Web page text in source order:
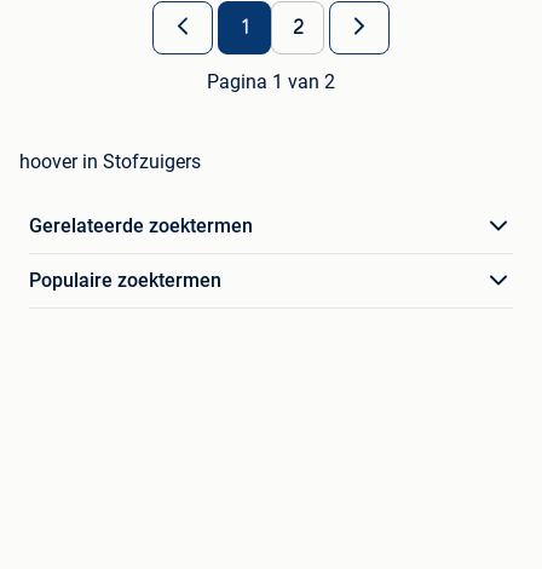
1 2
Pagina 1 van 2
hoover in Stofzuigers
Gerelateerde zoektermen
Populaire zoektermen